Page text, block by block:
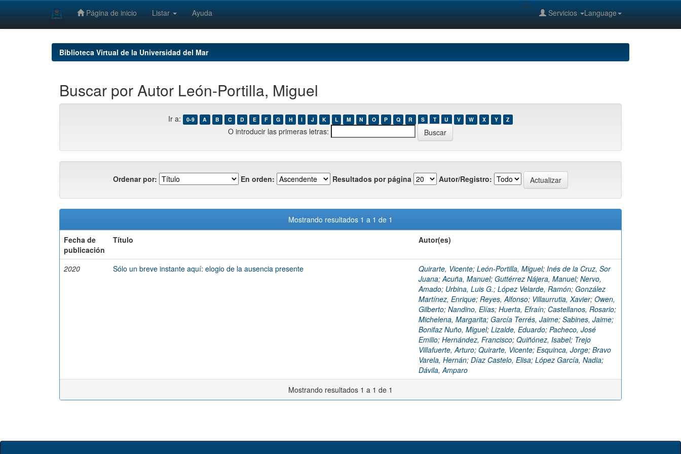
Página de inicio Listar Ayuda Language
Servicios
--%>
Biblioteca Virtual de la Universidad del Mar
Buscar por Autor León-Portilla, Miguel
Ir a: 0-9 A B C D E F G H I J K L M N O P Q R S T U V W X Y Z
O introducir las primeras letras:
Ordenar por: En orden: Resultados por página Autor/Registro:
Mostrando resultados 1 a 1 de 1
Fecha de
publicación
Título Autor(es)
2020 Sólo un breve instante aquí: elogio de la ausencia presente Quirarte, Vicente; León-Portilla, Miguel; Inés de la Cruz, Sor
Juana;Acuña, Manuel; Guttérrez Nájera, Manuel; Nervo,
Amado; Urbina, Luis G.; López Velarde, Ramón; González
Martínez, Enrique; Reyes, Alfonso; Villaurrutia, Xavier; Owen,
Gilberto; Nandino, Elías; Huerta, Efraín; Castellanos, Rosario;
Michelena, Margarita; García Terrés, Jaime; Sabines, Jaime;
Bonifaz Nuño, Miguel; Lizalde, Eduardo; Pacheco, José
Emilio; Hernández, Francisco; Quiñónez, Isabel; Trejo
Villafuerte, Arturo; Quirarte, Vicente; Esquinca, Jorge; Bravo
Varela, Hernán; Díaz Castelo, Elisa; López García, Nadia;
Dávila, Amparo
Mostrando resultados 1 a 1 de 1